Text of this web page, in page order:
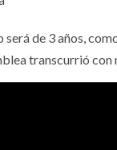
será de 3 años,
transcurrió con